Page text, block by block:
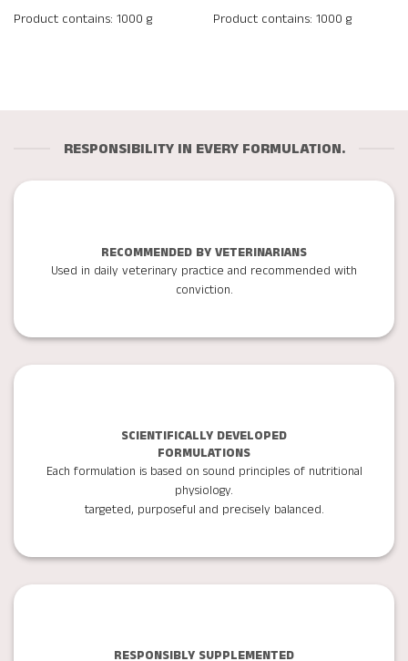
Product contains: 1000 g
Product contains: 1000 g
RESPONSIBILITY IN EVERY FORMULATION.
RECOMMENDED BY VETERINARIANS
Used in daily veterinary practice and recommended with
conviction.
SCIENTIFICALLY DEVELOPED
FORMULATIONS
Each formulation is based on sound principles of nutritional
physiology.
targeted, purposeful and precisely balanced.
RESPONSIBLY SUPPLEMENTED